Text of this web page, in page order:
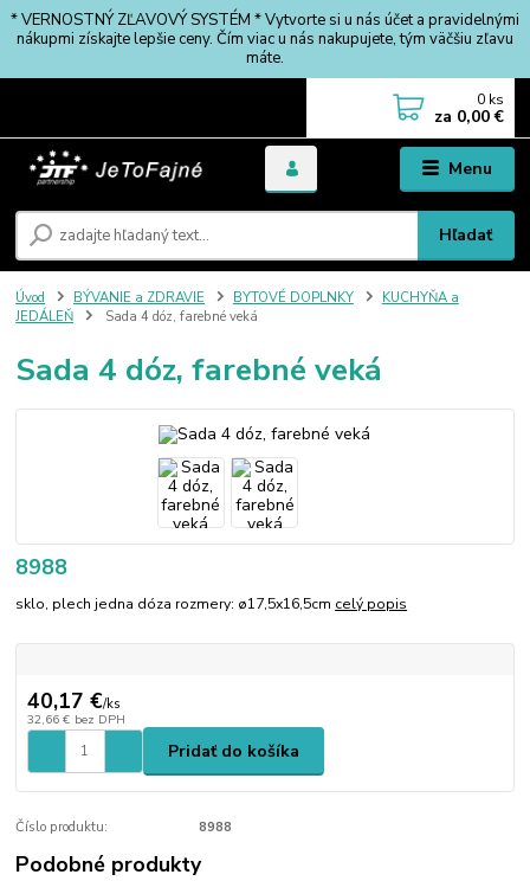
* VERNOSTNÝ ZĽAVOVÝ SYSTÉM * Vytvorte si u nás účet a pravidelnými
nákupmi získajte lepšie ceny. Čím viac u nás nakupujete, tým väčšiu zľavu
máte.
Menu
Hľadať
0 ks
za 0,00 €
Úvod BÝVANIE a ZDRAVIE BYTOVÉ DOPLNKY
KUCHYŇA a
JEDÁLEŇ
Sada 4 dóz, farebné veká
Sada 4 dóz, farebné veká
8988
sklo, plech jedna dóza rozmery: ø17,5x16,5cm celý popis
40,17 €/ks
32,66 € bez DPH
Pridať do košíka
Číslo produktu: 8988
Podobné produkty